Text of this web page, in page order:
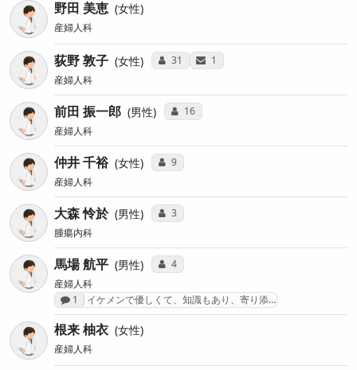
野田 美恵 女性
産婦人科
荻野 敦子 女性 コミュニケーション・タイプ投票数
31 サンキューレター送付数
1
産婦人科
前田 振一郎 男性 コミュニケーション・タイプ投票数
16
産婦人科
仲井 千裕 女性 コミュニケーション・タイプ投票数
9
産婦人科
大森 怜於 男性 コミュニケーション・タイプ投票数
3
腫瘍内科
馬場 航平 男性 コミュニケーション・タイプ投票数
4
産婦人科
感想投稿数
1 イケメンで優しくて、知識もあり、寄り添…
根来 柚衣 女性
産婦人科